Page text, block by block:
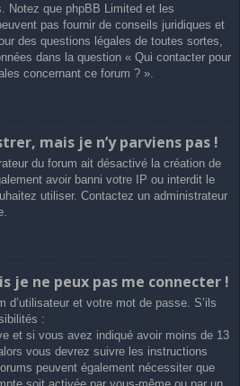
Notez que phpBB Limited et les
pas fournir de conseils juridiques et
des questions légales de toutes sortes,
dans la question « Qui contacter pour
concernant ce forum ? ».
mais je n’y parviens pas !
du forum ait désactivé la création de
avoir banni votre IP ou interdit le
utiliser. Contactez un administrateur
je ne peux pas me connecter !
d’utilisateur et votre mot de passe. S’ils
:
et si vous avez indiqué avoir moins de 13
vous devrez suivre les instructions
peuvent également nécessiter que